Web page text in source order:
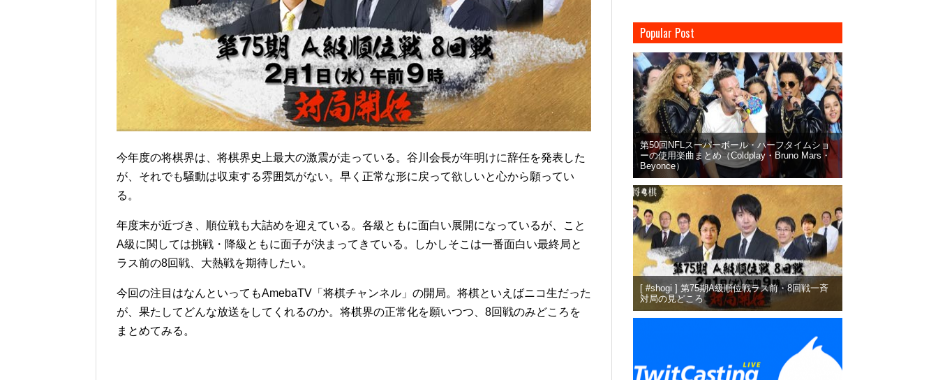
今年度の将棋界は、将棋界史上最大の激震が走っている。谷川会長が年明けに辞任を発表した
が、それでも騒動は収束する雰囲気がない。早く正常な形に戻って欲しいと心から願ってい
る。
年度末が近づき、順位戦も大詰めを迎えている。各級ともに面白い展開になっているが、こと
A級に関しては挑戦・降級ともに面子が決まってきている。しかしそこは一番面白い最終局と
ラス前の8回戦、大熱戦を期待したい。
今回の注目はなんといってもAmebaTV「将棋チャンネル」の開局。将棋といえばニコ生だった
が、果たしてどんな放送をしてくれるのか。将棋界の正常化を願いつつ、8回戦のみどころを
まとめてみる。
Popular Post
第50回NFLスーパーボール・ハーフタイムショ
ーの使用楽曲まとめ（Coldplay・Bruno Mars・
Beyonce）
[ #shogi ] 第75期A級順位戦ラス前・8回戦一斉
対局の見どころ